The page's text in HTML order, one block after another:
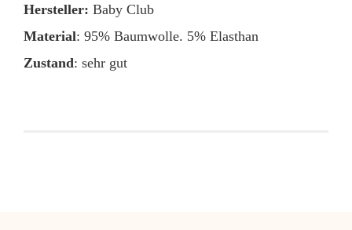
Hersteller: Baby Club
Material: 95% Baumwolle. 5% Elasthan
Zustand: sehr gut